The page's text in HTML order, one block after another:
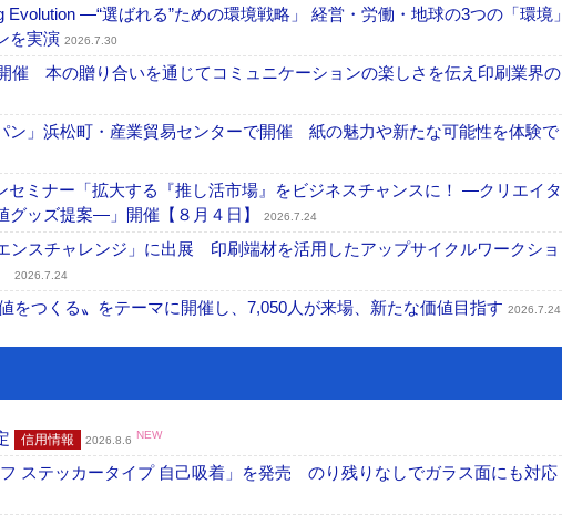
―“選ばれる”ための環境戦略」 経営・労働・地球の3つの「環境」
を実演 2026.7.30
本の贈り合いを通じてコミュニケーションの楽しさを伝え印刷業界の
」浜松町・産業貿易センターで開催 紙の魅力や新たな可能性を体験で
ミナー「拡大する『推し活市場』をビジネスチャンスに！ ―クリエイタ
グッズ提案―」開催【８月４日】
2026.7.24
スチャレンジ」に出展 印刷端材を活用したアップサイクルワークショ
2026.7.24
つくる〟をテーマに開催し、7,050人が来場、新たな価値目指す 2026.7.24
信用情報 2026.8.6 NEW
ステッカータイプ 自己吸着」を発売 のり残りなしでガラス面にも対応